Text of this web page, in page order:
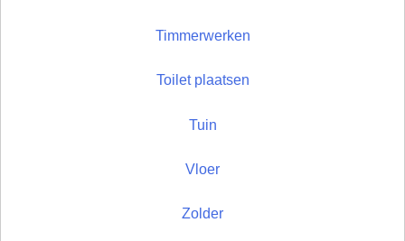
Timmerwerken
Toilet plaatsen
Tuin
Vloer
Zolder